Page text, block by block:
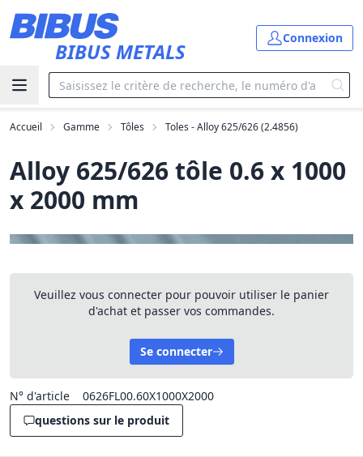
BIBUS METALS
Connexion
Accueil Gamme Tôles Toles - Alloy 625/626 (2.4856)
Alloy 625/626 tôle 0.6 x 1000
x 2000 mm
Veuillez vous connecter pour pouvoir utiliser le panier
d'achat et passer vos commandes.
Se connecter
N° d'article
0626FL00.60X1000X2000
questions sur le produit